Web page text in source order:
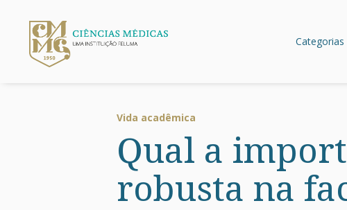
Categorias
Vida acadêmica
Qual a
robusta na